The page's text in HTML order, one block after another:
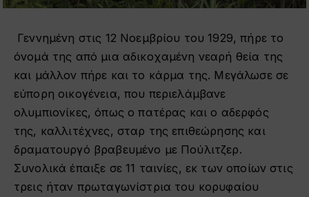
Γεννημένη στις 12 Νοεμβρίου του 1929, πήρε το
όνομά της από μια αδικοχαμένη νεαρή θεία της
και μάλλον πήρε και το κάρμα της. Μεγάλωσε σε
εύπορη οικογένεια, που περιελάμβανε
ολυμπιονίκες, όπως ο πατέρας και ο αδερφός
της, καλλιτέχνες, σταρ της επιθεώρησης και
δραματουργό βραβευμένο με Πούλιτζερ.
Συνολικά έπαιξε σε 11 ταινίες, εκ των οποίων στις
τρεις ήταν πρωταγωνίστρια του κορυφαίου